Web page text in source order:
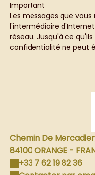
Important
Les messages que
l'intermédiaire
réseau. Jusqu'à ce
confidentialité ne peut
Chemin De
84100 ORANGE -
+33 7 62 19 82 36